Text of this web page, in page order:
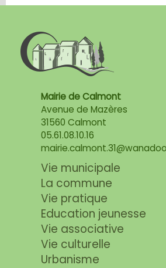
Mairie de Calmont
Avenue de Mazères
31560 Calmont
05.61.08.10.16
Vie municipale
La commune
Vie pratique
Education jeunesse
Vie associative
Vie culturelle
Urbanisme